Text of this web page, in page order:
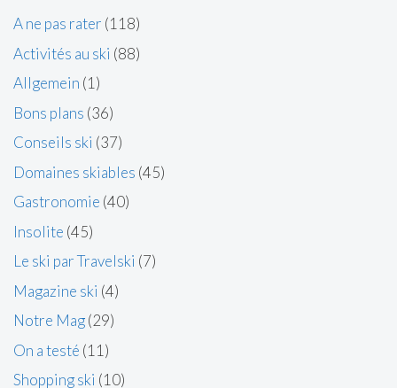
A ne pas rater (118)
Activités au ski (88)
Allgemein (1)
Bons plans (36)
Conseils ski (37)
Domaines skiables (45)
Gastronomie (40)
Insolite (45)
Le ski par Travelski (7)
Magazine ski (4)
Notre Mag(29)
On a testé (11)
Shopping ski (10)